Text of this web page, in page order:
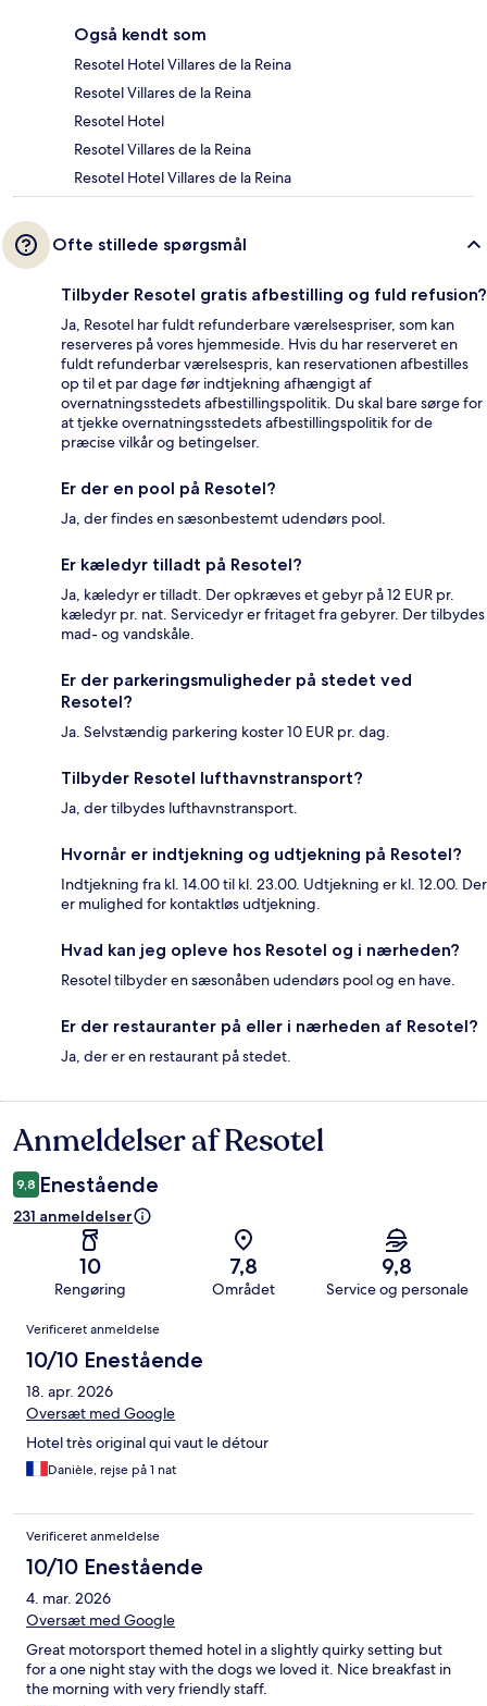
Også kendt som
Resotel Hotel Villares de la Reina
Resotel Villares de la Reina
Resotel Hotel
Resotel Villares de la Reina
Resotel Hotel Villares de la Reina
Ofte stillede spørgsmål
Tilbyder Resotel gratis afbestilling og fuld refusion?
Ja, Resotel har fuldt refunderbare værelsespriser, som kan
reserveres på vores hjemmeside. Hvis du har reserveret en
fuldt refunderbar værelsespris, kan reservationen afbestilles
op til et par dage før indtjekning afhængigt af
overnatningsstedets afbestillingspolitik. Du skal bare sørge for
at tjekke overnatningsstedets afbestillingspolitik for de
præcise vilkår og betingelser.
Er der en pool på Resotel?
Ja, der findes en sæsonbestemt udendørs pool.
Er kæledyr tilladt på Resotel?
Ja, kæledyr er tilladt. Der opkræves et gebyr på 12 EUR pr.
kæledyr pr. nat. Servicedyr er fritaget fra gebyrer. Der tilbydes
mad- og vandskåle.
Er der parkeringsmuligheder på stedet ved
Resotel?
Ja. Selvstændig parkering koster 10 EUR pr. dag.
Tilbyder Resotel lufthavnstransport?
Ja, der tilbydes lufthavnstransport.
Hvornår er indtjekning og udtjekning på Resotel?
Indtjekning fra kl. 14.00 til kl. 23.00. Udtjekning er kl. 12.00. Der
er mulighed for kontaktløs udtjekning.
Hvad kan jeg opleve hos Resotel og i nærheden?
Resotel tilbyder en sæsonåben udendørs pool og en have.
Er der restauranter på eller i nærheden af Resotel?
Ja, der er en restaurant på stedet.
Anmeldelser
Anmeldelser af Resotel
9,8 Enestående
231 anmeldelser
10
Rengøring
7,8
Området
9,8
Service og personale
Anmeldelser
Verificeret anmeldelse
10/10 Enestående
18. apr. 2026
Oversæt med Google
Hotel très original qui vaut le détour
Danièle, rejse på 1 nat
Verificeret anmeldelse
10/10 Enestående
4. mar. 2026
Oversæt med Google
Great motorsport themed hotel in a slightly quirky setting but
for a one night stay with the dogs we loved it. Nice breakfast in
the morning with very friendly staff.